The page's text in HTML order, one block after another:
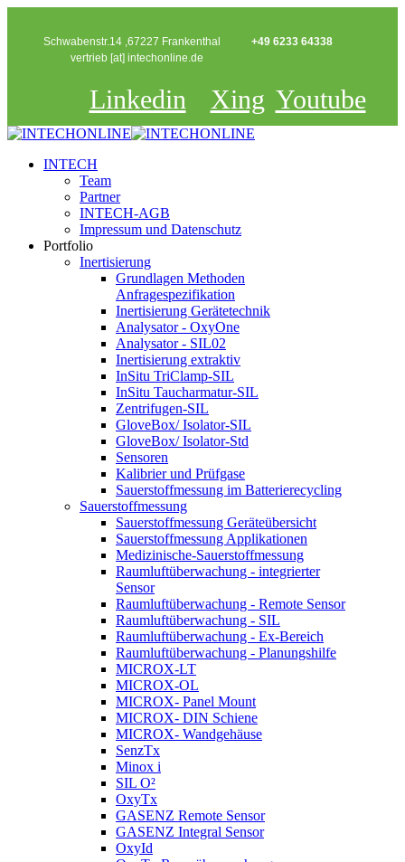
Schwabenstr.14 ,67227 Frankenthal
+49 6233 64338
vertrieb [at] intechonline.de
Linkedin Xing Youtube
INTECH
Team
Partner
INTECH-AGB
Impressum und Datenschutz
Portfolio
Inertisierung
Grundlagen Methoden
Anfragespezifikation
Inertisierung Gerätetechnik
Analysator - OxyOne
Analysator - SIL02
Inertisierung extraktiv
InSitu TriClamp-SIL
InSitu Taucharmatur-SIL
Zentrifugen-SIL
GloveBox/ Isolator-SIL
GloveBox/ Isolator-Std
Sensoren
Kalibrier und Prüfgase
Sauerstoffmessung im Batterierecycling
Sauerstoffmessung
Sauerstoffmessung Geräteübersicht
Sauerstoffmessung Applikationen
Medizinische-Sauerstoffmessung
Raumluftüberwachung - integrierter
Sensor
Raumluftüberwachung - Remote Sensor
Raumluftüberwachung - SIL
Raumluftüberwachung - Ex-Bereich
Raumluftüberwachung - Planungshilfe
MICROX-LT
MICROX-OL
MICROX- Panel Mount
MICROX- DIN Schiene
MICROX- Wandgehäuse
SenzTx
Minox i
SIL O²
OxyTx
GASENZ Remote Sensor
GASENZ Integral Sensor
OxyId